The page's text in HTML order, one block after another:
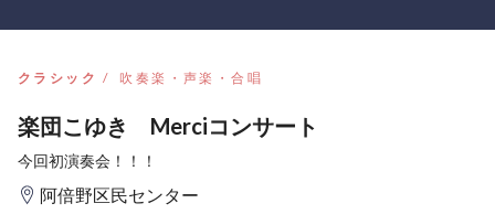
クラシック 吹奏楽・声楽・合唱
楽団こゆき Merciコンサート
今回初演奏会！！！
阿倍野区民センター